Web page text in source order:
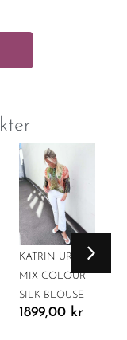
KATRIN URI
MIX COLOUR
SILK BLOUSE
1899,00 kr